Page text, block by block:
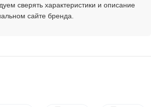
сверять характеристики и описание
сайте бренда.